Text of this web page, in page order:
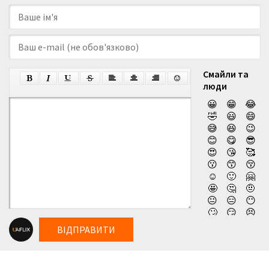
Смайли та
люди
😀
😁
😂
🤣
😃
😄
😅
😆
😉
😊
😋
😎
😍
😘
🥰
😗
😙
😚
☺️
🙂
🤗
🤩
🤔
🤨
😐
😑
😶
🙄
😏
😣
ВІДПРАВИТИ